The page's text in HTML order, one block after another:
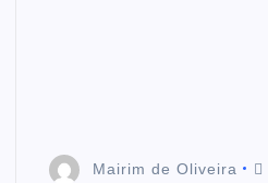
Mairim de Oliveira